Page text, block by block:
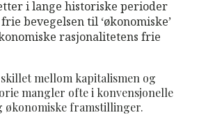
i lange historiske perioder
bevegelsen til ‘økonomiske’
rasjonalitetens frie
mellom kapitalismen og
mangler ofte i konvensjonelle
økonomiske framstillinger.